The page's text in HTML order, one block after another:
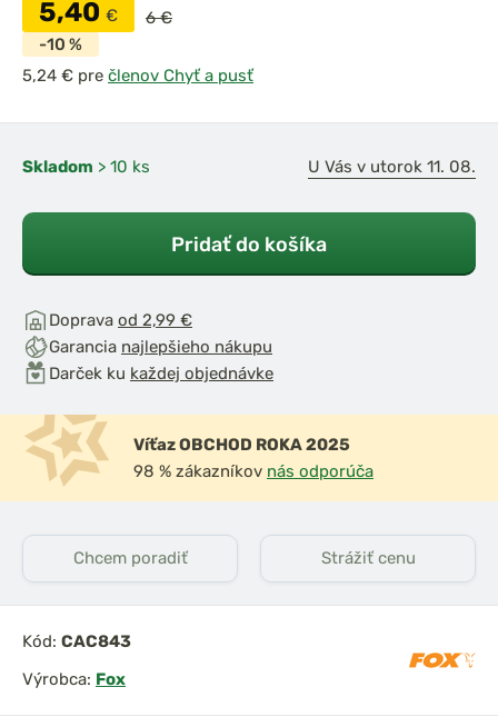
5,40 €
6 €
-10 %
pre členov Chyť a pusť
Skladom > 10 ks U Vás v utorok 11. 08.
Pridať do košíka
Doprava od 2,99 €
Garancia najlepšieho nákupu
Darček ku každej objednávke
Víťaz OBCHOD ROKA 2025
98 % zákazníkov nás odporúča
Chcem poradiť Strážiť cenu
Kód: CAC843
Výrobca: Fox